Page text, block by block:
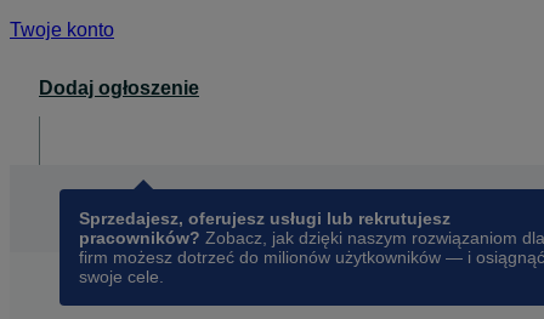
Twoje konto
Dodaj ogłoszenie
Sprzedajesz, oferujesz usługi lub rekrutujesz
pracowników? Zobacz, jak dzięki naszym rozwiązaniom dla
firm możesz dotrzeć do milionów użytkowników — i osiągnąć
swoje cele.